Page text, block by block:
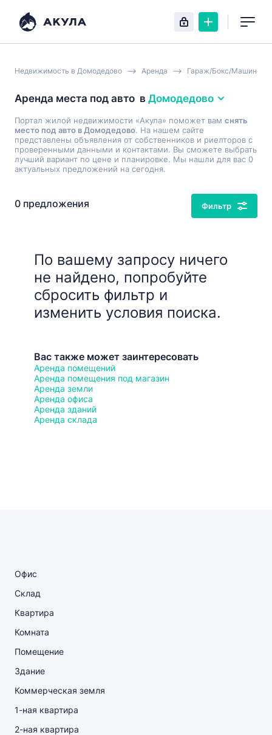
Недвижимость в Домодедово Аренда Гараж/Бокс/
Аренда места под авто в Домодедово
Портал жилой недвижимости «Акула» поможет вам снять
место под авто в Домодедово. На нашем сайте
представлены объявления от собственников и риелторов с
проверенными данными и контактами. Вы сможете выбрать
лучший вариант по цене и планировке. Мы нашли для вас 0
актуальных предложений на сегодня.
0 предложения Фильтр
По вашему запросу ничего
не найдено, попробуйте
сбросить фильтр и
изменить условия поиска.
Вас также может заинтересовать
Аренда помещений
Аренда помещения под магазин
Аренда земли
Аренда офиса
Аренда зданий
Аренда склада
Офис
Склад
Квартира
Комната
Помещение
Здание
Коммерческая земля
1-ная квартира
2-ная квартира